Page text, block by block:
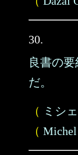
30.
良書の
だ。
（ ミシ
（ Michel